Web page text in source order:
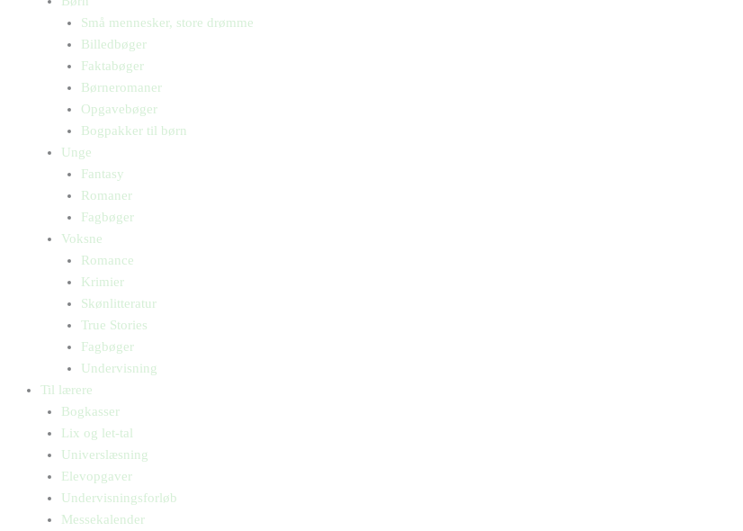
Små mennesker, store drømme
Billedbøger
Faktabøger
Børneromaner
Opgavebøger
Bogpakker til børn
Unge
Fantasy
Romaner
Fagbøger
Voksne
Romance
Krimier
Skønlitteratur
True Stories
Fagbøger
Undervisning
Til lærere
Bogkasser
Lix og let-tal
Universlæsning
Elevopgaver
Undervisningsforløb
Messekalender